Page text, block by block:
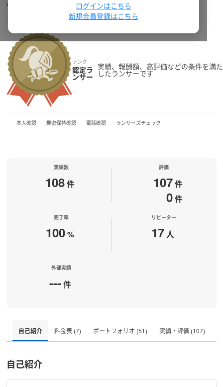
waa_deza 2DCGアニメーター 個人 東京都 男性
ランク
認定ラ
ンサー
実績、報酬額、高評価などの条件を満た
したランサーです
本人確認 機密保持確認 電話確認 ランサーズチェック
実績数
108件
評価
107件
0件
完了率
100%
リピーター
17 人
外部実績
---件
自己紹介 料金表 (7) ポートフォリオ (51) 実績・評価 (107)
自己紹介
ログインはこちら
新規会員登録はこちら